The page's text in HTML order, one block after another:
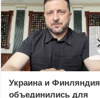
Украина и Финляндия
объединились для